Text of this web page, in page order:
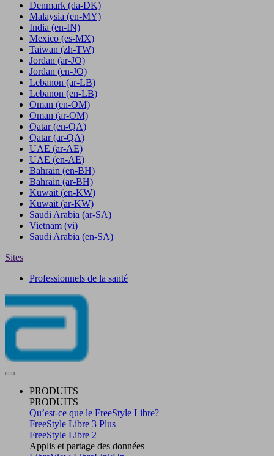
Denmark (da-DK)
Malaysia (en-MY)
India (en-IN)
Mexico (es-MX)
Taiwan (zh-TW)
Jordan (ar-JO)
Jordan (en-JO)
Lebanon (ar-LB)
Lebanon (en-LB)
Oman (en-OM)
Oman (ar-OM)
Qatar (en-QA)
Qatar (ar-QA)
UAE (ar-AE)
UAE (en-AE)
Bahrain (en-BH)
Bahrain (ar-BH)
Kuwait (en-KW)
Kuwait (ar-KW)
Saudi Arabia (ar-SA)
Vietnam (vi)
Saudi Arabia (en-SA)
Sites
Professionnels de la santé
PRODUITS
PRODUITS
Qu’est-ce que le FreeStyle Libre?
FreeStyle Libre 3 Plus
FreeStyle Libre 2
Applis et partage des données